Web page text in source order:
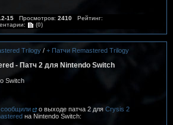
15 Просмотров: 2410 Рейтинг:
(0)
Trilogy / + Патчи Remastered Trilogy
- Патч 2 для Nintendo Switch
Switch
сообщили о выходе патча 2 для Crysis 2
на Nintendo Switch: